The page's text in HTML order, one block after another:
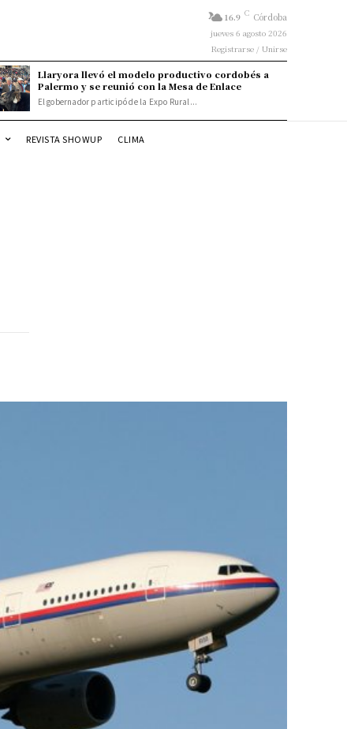
16.9 C Córdoba
jueves 6 agosto 2026
Registrarse / Unirse
Llaryora llevó el modelo productivo cordobés a
Palermo y se reunió con la Mesa de Enlace
El gobernador participó de la Expo Rural...
REVISTA SHOWUP CLIMA